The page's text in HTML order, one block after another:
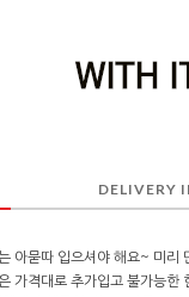
DELIVERY
아묻따 입으셔야 해요~ 미리
가격대로 추가입고 불가능한